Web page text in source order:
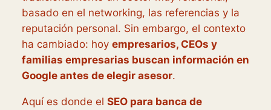
basado en el networking, las referencias y la
reputación personal. Sin embargo, el contexto
ha cambiado: hoy empresarios, CEOs y
familias empresarias buscan información en
Google antes de elegir asesor.
Aquí es donde el SEO para banca de